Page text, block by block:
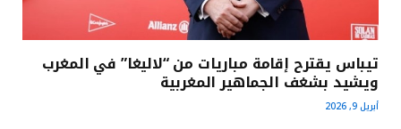
تيباس يقترح إقامة مباريات من “لاليغا” في المغرب
ويشيد بشغف الجماهير المغربية
أبريل 9, 2026